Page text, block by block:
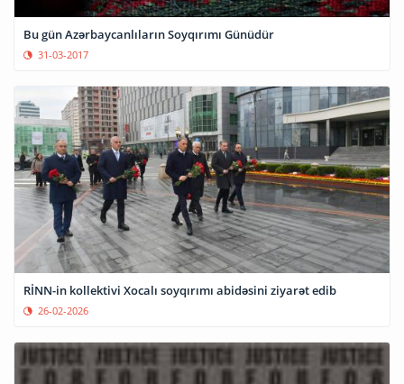
Bu gün Azərbaycanlıların Soyqırımı Günüdür
31-03-2017
RİNN-in kollektivi Xocalı soyqırımı abidəsini ziyarət edib
26-02-2026